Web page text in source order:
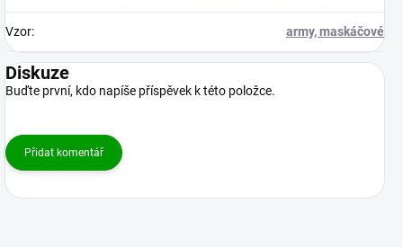
Vzor: army, maskáčové
Diskuze
Buďte první, kdo napíše příspěvek k této položce.
Přidat komentář